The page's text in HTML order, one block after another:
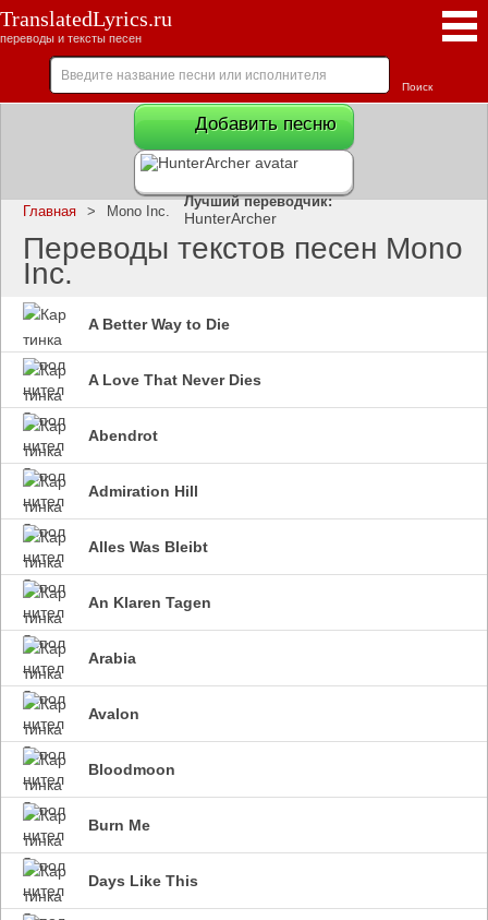
TranslatedLyrics.ru
переводы и тексты песен
Добавить песню
Лучший переводчик:
HunterArcher
Главная > Mono Inc.
Переводы текстов песен Mono
Inc.
A Better Way to Die
A Love That Never Dies
Abendrot
Admiration Hill
Alles Was Bleibt
An Klaren Tagen
Arabia
Avalon
Bloodmoon
Burn Me
Days Like This